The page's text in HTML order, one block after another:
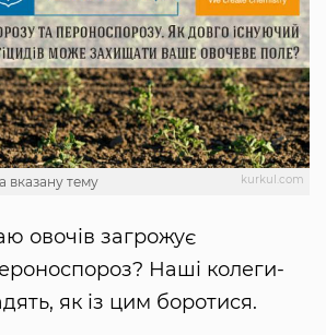
kurkul.com
вказану тему
овочів загрожує
Наші колеги-
як із цим боротися.